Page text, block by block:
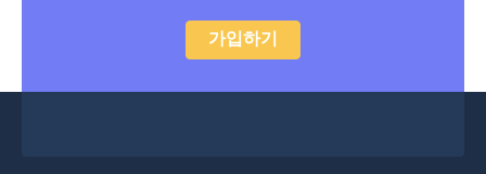
가입하기